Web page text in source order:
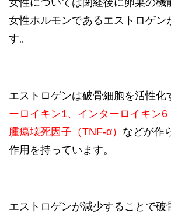
女性については閉経後に卵巣の機
女性ホルモンであるエストロゲン
す。
エストロゲンは破骨細胞を活性化
ーロイキン1、インターロイキン6
腫瘍壊死因子（TNF-α） などが作
作用を持っています。
エストロゲンが減少することで破